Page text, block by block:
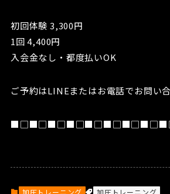
初回体験 3,300円
1回 4,400円
入会金なし・都度払いOK
ご予約はLINEまたはお電話でお問い
加圧トレーニング 加圧トレーニング